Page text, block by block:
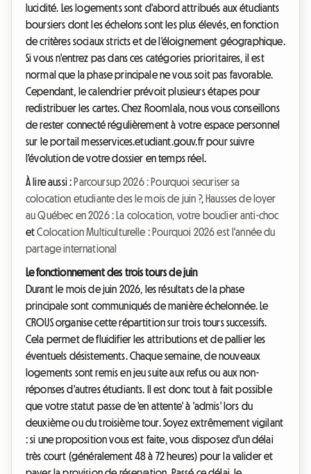
lucidité. Les logements sont d'abord attribués aux étudiants
boursiers dont les échelons sont les plus élevés, en fonction
de critères sociaux stricts et de l'éloignement géographique.
Si vous n'entrez pas dans ces catégories prioritaires, il est
normal que la phase principale ne vous soit pas favorable.
Cependant, le calendrier prévoit plusieurs étapes pour
redistribuer les cartes. Chez Roomlala, nous vous conseillons
de rester connecté régulièrement à votre espace personnel
sur le portail messervices.etudiant.gouv.fr pour suivre
l'évolution de votre dossier en temps réel.
À lire aussi : Parcoursup 2026 : Pourquoi securiser sa
colocation etudiante des le mois de juin ?, Hausses de loyer
au Québec en 2026 : La colocation, votre bouclier anti-choc
etColocation Multiculturelle : Pourquoi 2026 est l'année du
partage international
Le fonctionnement des trois tours de juin
Durant le mois de juin 2026, les résultats de la phase
principale sont communiqués de manière échelonnée. Le
CROUS organise cette répartition sur trois tours successifs.
Cela permet de fluidifier les attributions et de pallier les
éventuels désistements. Chaque semaine, de nouveaux
logements sont remis en jeu suite aux refus ou aux non-
réponses d'autres étudiants. Il est donc tout à fait possible
que votre statut passe de 'en attente' à 'admis' lors du
deuxième ou du troisième tour. Soyez extrêmement vigilant
: si une proposition vous est faite, vous disposez d'un délai
très court (généralement 48 à 72 heures) pour la valider et